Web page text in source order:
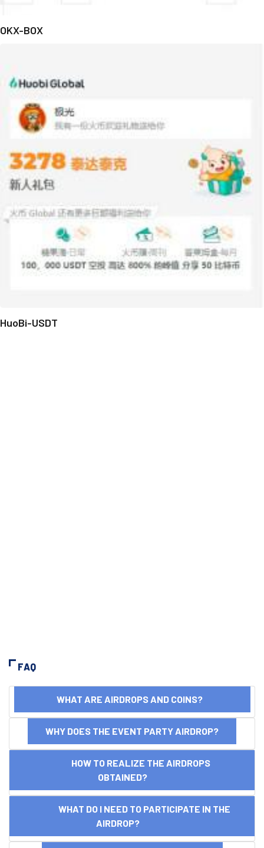
OKX-BOX
HuoBi-USDT
FAQ
WHAT ARE AIRDROPS AND COINS?
WHY DOES THE EVENT PARTY AIRDROP?
HOW TO REALIZE THE AIRDROPS
OBTAINED?
WHAT DO I NEED TO PARTICIPATE IN THE
AIRDROP?